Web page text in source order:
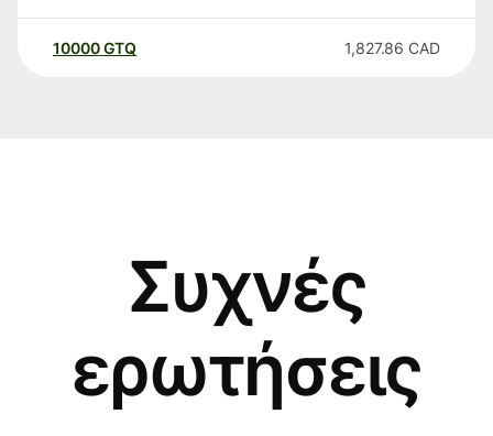
10000 GTQ 1,827.86 CAD
Συχνές
ερωτήσεις